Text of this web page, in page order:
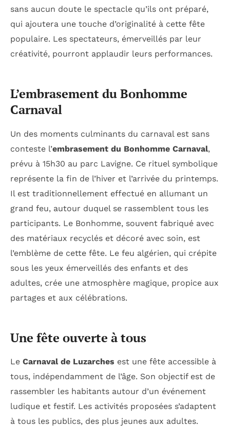
sans aucun doute le spectacle qu’ils ont préparé,
qui ajoutera une touche d’originalité à cette fête
populaire. Les spectateurs, émerveillés par leur
créativité, pourront applaudir leurs performances.
L’embrasement du Bonhomme
Carnaval
Un des moments culminants du carnaval est sans
conteste l’embrasement du Bonhomme Carnaval,
prévu à 15h30 au parc Lavigne. Ce rituel symbolique
représente la fin de l’hiver et l’arrivée du printemps.
Il est traditionnellement effectué en allumant un
grand feu, autour duquel se rassemblent tous les
participants. Le Bonhomme, souvent fabriqué avec
des matériaux recyclés et décoré avec soin, est
l’emblème de cette fête. Le feu algérien, qui crépite
sous les yeux émerveillés des enfants et des
adultes, crée une atmosphère magique, propice aux
partages et aux célébrations.
Une fête ouverte à tous
Le Carnaval de Luzarches est une fête accessible à
tous, indépendamment de l’âge. Son objectif est de
rassembler les habitants autour d’un événement
ludique et festif. Les activités proposées s’adaptent
à tous les publics, des plus jeunes aux adultes.